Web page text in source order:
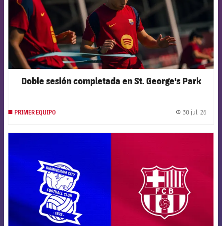
Doble sesión completada en St. George's Park
PRIMER EQUIPO 30 jul. 26